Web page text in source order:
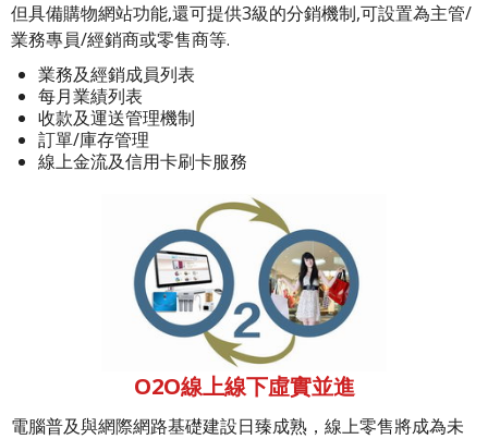
但具備購物網站功能,還可提供3級的分銷機制,可設置為主管/
業務專員/經銷商或零售商等.
業務及經銷成員列表
每月業績列表
收款及運送管理機制
訂單/庫存管理
線上金流及信用卡刷卡服務
O2O線上線下虛實並進
電腦普及與網際網路基礎建設日臻成熟，線上零售將成為未